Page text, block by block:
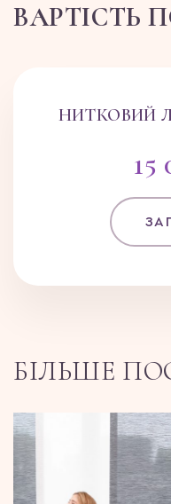
ВАРТІСТЬ
НИТКОВИЙ
15
БІЛЬШЕ